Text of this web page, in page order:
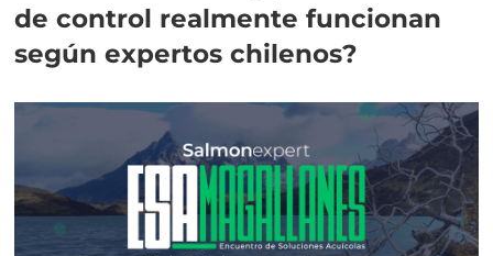
de control realmente funcionan
según expertos chilenos?